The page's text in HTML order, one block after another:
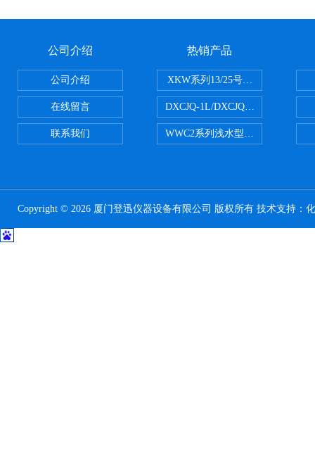
公司介绍
公司介绍
在线留言
联系我们
热销产品
XKW系列13/25号浮游生物网
DXCJQ-1L/DXCJQ-2L单联浮游
WWC2系列浅水型浮游生物网 浅
Copyright © 2026 厦门登迅仪器设备有限公司 版权所有 技术支持：